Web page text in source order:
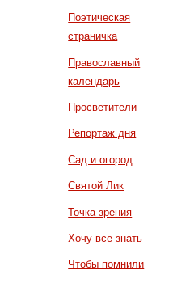
Поэтическая
страничка
Православный
календарь
Просветители
Репортаж дня
Сад и огород
Святой Лик
Точка зрения
Хочу все знать
Чтобы помнили